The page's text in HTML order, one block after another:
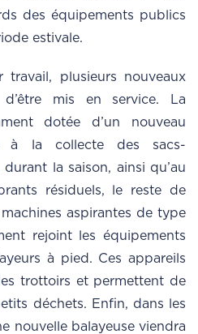
des équipements publics
estivale.
travail, plusieurs nouveaux
d’être mis en service. La
dotée d’un nouveau
à la collecte des sacs-
la saison, ainsi qu’au
résiduels, le reste de
machines aspirantes de type
rejoint les équipements
à pied. Ces appareils
trottoirs et permettent de
déchets. Enfin, dans les
nouvelle balayeuse viendra